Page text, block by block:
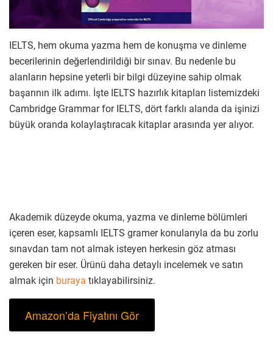
IELTS, hem okuma yazma hem de konuşma ve dinleme
becerilerinin değerlendirildiği bir sınav. Bu nedenle bu
alanların hepsine yeterli bir bilgi düzeyine sahip olmak
başarının ilk adımı. İşte IELTS hazırlık kitapları listemizdeki
Cambridge Grammar for IELTS, dört farklı alanda da işinizi
büyük oranda kolaylaştıracak kitaplar arasında yer alıyor.
Akademik düzeyde okuma, yazma ve dinleme bölümleri
içeren eser, kapsamlı IELTS gramer konularıyla da bu zorlu
sınavdan tam not almak isteyen herkesin göz atması
gereken bir eser. Ürünü daha detaylı incelemek ve satın
almak için buraya tıklayabilirsiniz.
Amazon’da Fiyatını Gör